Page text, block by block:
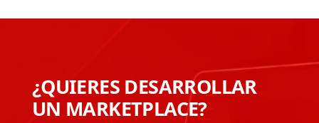
¿QUIERES DESARROLLAR
UN MARKETPLACE?